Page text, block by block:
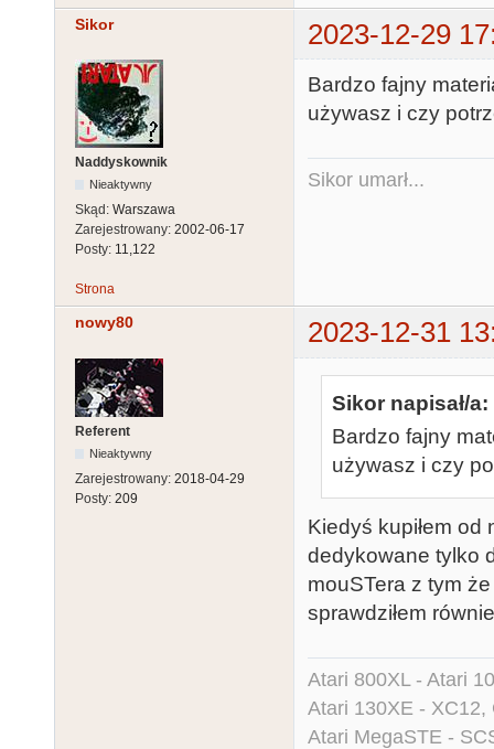
Sikor 2023-12-29
Naddyskownik
Nieaktywny
Skąd: Warszawa
Zarejestrowany: 2002-06-17
Posty: 11,122
Bardzo fajny
używasz i czy
Sikor umarł...
Strona
nowy80 2023-12-31
Referent
Nieaktywny
Zarejestrowany: 2018-04-29
Posty: 209
Sikor napisał/a:
Bardzo fajny
używasz i czy
Kiedyś kupiłem
dedykowane tylko
mouSTera z tym
sprawdziłem
Atari 800XL - Atari
Atari 130XE - XC12,
Atari MegaSTE -